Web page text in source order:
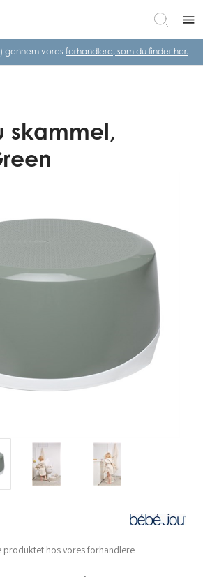
menu
gennem vores forhandlere, som du finder her.
produktet hos vores forhandlere
skammel,